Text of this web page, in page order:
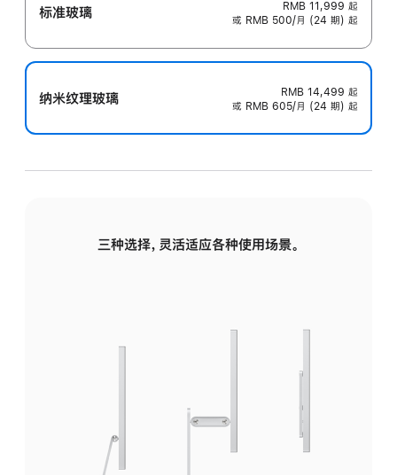
标准玻璃 RMB 11,999 起
或 RMB 500/月 (24 期) 起
纳米纹理玻璃 RMB 14,499 起
或 RMB 605/月 (24 期) 起
三种选择，灵活适应各种使用场景。